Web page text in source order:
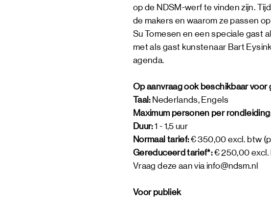
op de NDSM-werf te vinden zijn.
de makers en waarom ze passen
Su Tomesen en een speciale gast
met als gast kunstenaar Bart
agenda.
Op aanvraag ook beschikbaar voor
Taal: Nederlands, Engels
Maximum personen per
Duur:1 - 1,5 uur
Normaal tarief:€ 350,00 excl. btw
Gereduceerd tarief*:€ 250,00 excl.
Vraag deze aan via info@ndsm.nl
Voor publiek